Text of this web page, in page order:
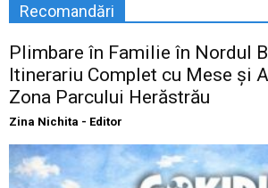
Recomandări
Plimbare în Familie în Nordul
Itinerariu Complet cu Mese și
Zona Parcului Herăstrău
Zina Nichita - Editor